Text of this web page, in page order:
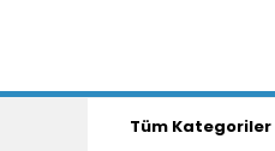
Tüm Kategoriler